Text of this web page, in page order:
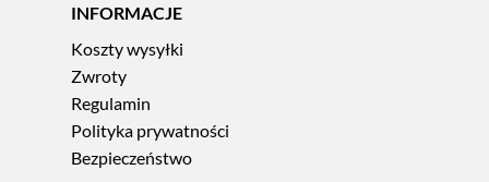
INFORMACJE
Koszty wysyłki
Zwroty
Regulamin
Polityka prywatności
Bezpieczeństwo